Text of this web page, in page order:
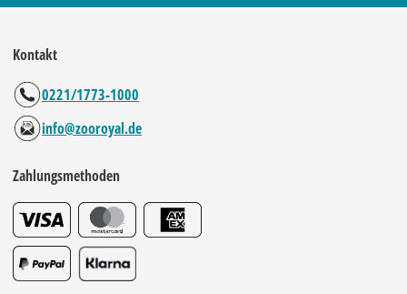
Kontakt
0221/1773-1000
info@zooroyal.de
Zahlungsmethoden